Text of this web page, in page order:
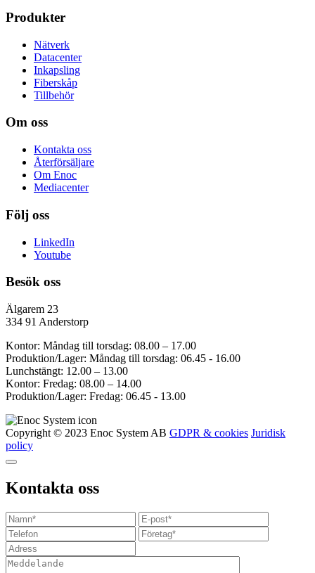
Produkter
Nätverk
Datacenter
Inkapsling
Fiberskåp
Tillbehör
Om oss
Kontakta oss
Återförsäljare
Om Enoc
Mediacenter
Följ oss
LinkedIn
Youtube
Besök oss
Älgarem 23
334 91 Anderstorp
Kontor: Måndag till torsdag: 08.00 – 17.00
Produktion/Lager: Måndag till torsdag: 06.45 - 16.00
Lunchstängt: 12.00 – 13.00
Kontor: Fredag: 08.00 – 14.00
Produktion/Lager: Fredag: 06.45 - 13.00
Copyright © 2023 Enoc System AB GDPR & cookies Juridisk
policy
Kontakta oss